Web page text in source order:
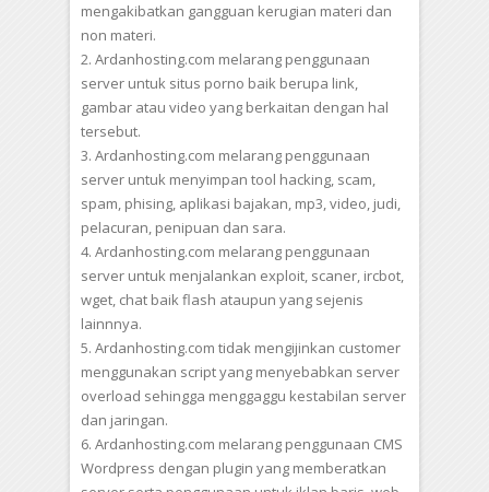
mengakibatkan gangguan kerugian materi dan
non materi.
2. Ardanhosting.com melarang penggunaan
server untuk situs porno baik berupa link,
gambar atau video yang berkaitan dengan hal
tersebut.
3. Ardanhosting.com melarang penggunaan
server untuk menyimpan tool hacking, scam,
spam, phising, aplikasi bajakan, mp3, video, judi,
pelacuran, penipuan dan sara.
4. Ardanhosting.com melarang penggunaan
server untuk menjalankan exploit, scaner, ircbot,
wget, chat baik flash ataupun yang sejenis
lainnnya.
5. Ardanhosting.com tidak mengijinkan customer
menggunakan script yang menyebabkan server
overload sehingga menggaggu kestabilan server
dan jaringan.
6. Ardanhosting.com melarang penggunaan CMS
Wordpress dengan plugin yang memberatkan